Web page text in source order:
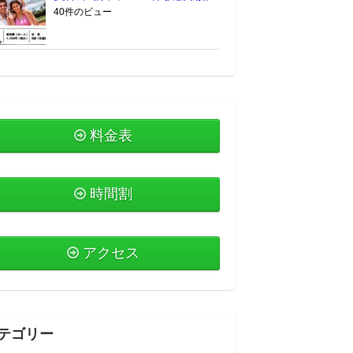
40件のビュー
料金表
時間割
アクセス
ゴリー